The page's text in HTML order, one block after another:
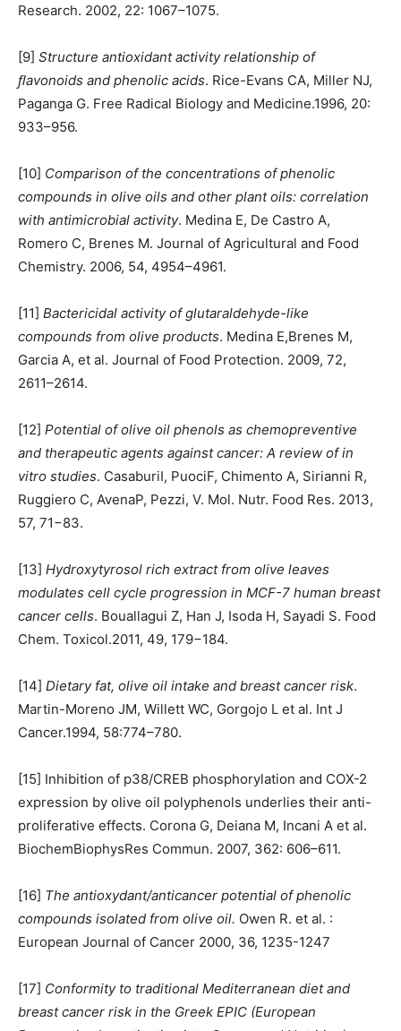
Research. 2002, 22: 1067–1075.
[9] Structure antioxidant activity relationship of
ﬂavonoids and phenolic acids. Rice-Evans CA, Miller NJ,
Paganga G. Free Radical Biology and Medicine.1996, 20:
933–956.
[10] Comparison of the concentrations of phenolic
compounds in olive oils and other plant oils: correlation
with antimicrobial activity. Medina E, De Castro A,
Romero C, Brenes M. Journal of Agricultural and Food
Chemistry. 2006, 54, 4954–4961.
[11] Bactericidal activity of glutaraldehyde-like
compounds from olive products. Medina E,Brenes M,
Garcia A, et al. Journal of Food Protection. 2009, 72,
2611–2614.
[12] Potential of olive oil phenols as chemopreventive
and therapeutic agents against cancer: A review of in
vitro studies. CasaburiI, PuociF, Chimento A, Sirianni R,
Ruggiero C, AvenaP, Pezzi, V. Mol. Nutr. Food Res. 2013,
57, 71−83.
[13] Hydroxytyrosol rich extract from olive leaves
modulates cell cycle progression in MCF-7 human breast
cancer cells. Bouallagui Z, Han J, Isoda H, Sayadi S. Food
Chem. Toxicol.2011, 49, 179−184.
[14] Dietary fat, olive oil intake and breast cancer risk.
Martin-Moreno JM, Willett WC, Gorgojo L et al. Int J
Cancer.1994, 58:774–780.
[15] Inhibition of p38/CREB phosphorylation and COX-2
expression by olive oil polyphenols underlies their anti-
proliferative effects. Corona G, Deiana M, Incani A et al.
BiochemBiophysRes Commun. 2007, 362: 606–611.
[16] The antioxydant/anticancer potential of phenolic
compounds isolated from olive oil. Owen R. et al. :
European Journal of Cancer 2000, 36, 1235-1247
[17] Conformity to traditional Mediterranean diet and
breast cancer risk in the Greek EPIC (European